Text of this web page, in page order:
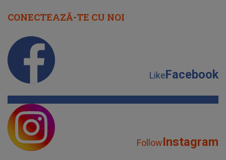
CONECTEAZĂ-TE CU NOI
LikeFacebook
FollowInstagram